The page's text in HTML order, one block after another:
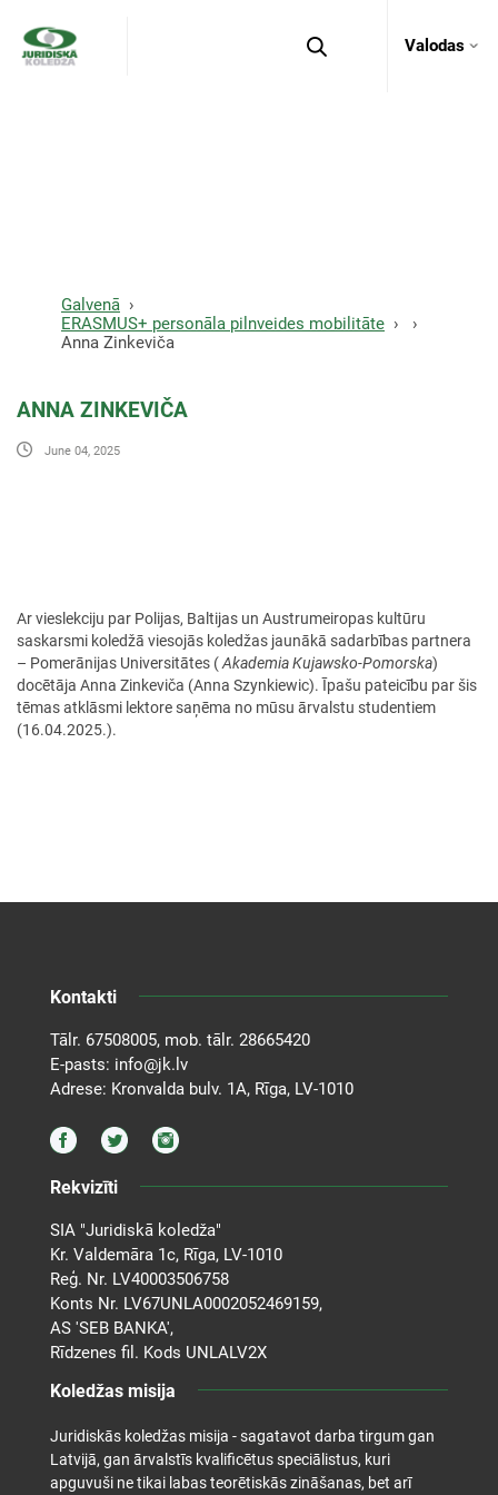
Valodas
Galvenā
ERASMUS+ personāla pilnveides mobilitāte
Anna Zinkeviča
ANNA ZINKEVIČA
June 04, 2025
Ar vieslekciju par Polijas, Baltijas un Austrumeiropas kultūru
saskarsmi koledžā viesojās koledžas jaunākā sadarbības partnera
– Pomerānijas Universitātes (Akademia Kujawsko-Pomorska)
docētāja Anna Zinkeviča (Anna Szynkiewic). Īpašu pateicību par šis
tēmas atklāsmi lektore saņēma no mūsu ārvalstu studentiem
(16.04.2025.).
Kontakti
Tālr. 67508005, mob. tālr. 28665420
E-pasts: info@jk.lv
Adrese: Kronvalda bulv. 1A, Rīga, LV-1010
Rekvizīti
SIA "Juridiskā koledža"
Kr. Valdemāra 1c, Rīga, LV-1010
Reģ. Nr. LV40003506758
Konts Nr. LV67UNLA0002052469159,
AS 'SEB BANKA',
Rīdzenes fil. Kods UNLALV2X
Koledžas misija
Juridiskās koledžas misija - sagatavot darba tirgum gan
Latvijā, gan ārvalstīs kvalificētus speciālistus, kuri
apguvuši ne tikai labas teorētiskās zināšanas, bet arī